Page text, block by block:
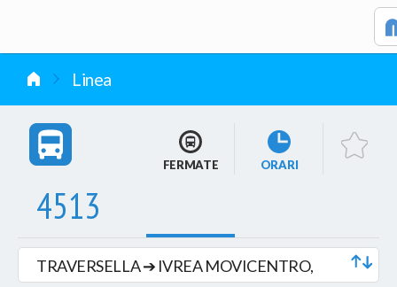
Linea
4513
FERMATE ORARI
TRAVERSELLA ➔ IVREA MOVICENTRO,